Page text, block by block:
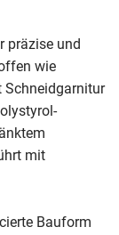
präzise und
wie
Schneidgarnitur
mit
Bauform